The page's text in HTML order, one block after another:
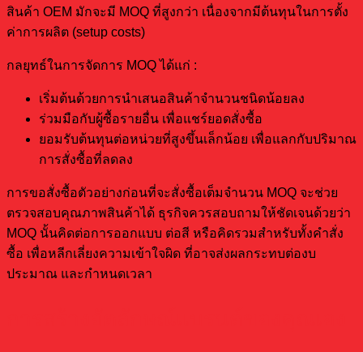
สินค้า OEM มักจะมี MOQ ที่สูงกว่า เนื่องจากมีต้นทุนในการตั้ง
ค่าการผลิต (setup costs)
กลยุทธ์ในการจัดการ MOQ ได้แก่ :
เริ่มต้นด้วยการนำเสนอสินค้าจำนวนชนิดน้อยลง
ร่วมมือกับผู้ซื้อรายอื่น เพื่อแชร์ยอดสั่งซื้อ
ยอมรับต้นทุนต่อหน่วยที่สูงขึ้นเล็กน้อย เพื่อแลกกับปริมาณ
การสั่งซื้อที่ลดลง
การขอสั่งซื้อตัวอย่างก่อนที่จะสั่งซื้อเต็มจำนวน MOQ จะช่วย
ตรวจสอบคุณภาพสินค้าได้ ธุรกิจควรสอบถามให้ชัดเจนด้วยว่า
MOQ นั้นคิดต่อการออกแบบ ต่อสี หรือคิดรวมสำหรับทั้งคำสั่ง
ซื้อ เพื่อหลีกเลี่ยงความเข้าใจผิด ที่อาจส่งผลกระทบต่องบ
ประมาณ และกำหนดเวลา